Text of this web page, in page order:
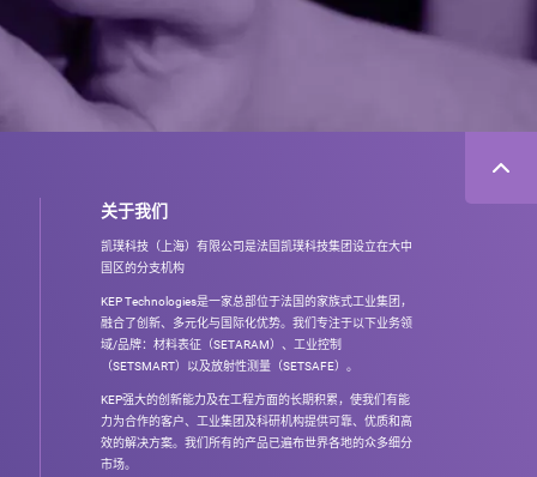
关于我们
凯璞科技（上海）有限公司是法国凯璞科技集团设立在大中
国区的分支机构
KEP Technologies是一家总部位于法国的家族式工业集团，
融合了创新、多元化与国际化优势。我们专注于以下业务领
域/品牌：材料表征（SETARAM）、工业控制
（SETSMART）以及放射性测量（SETSAFE）。
KEP强大的创新能力及在工程方面的长期积累，使我们有能
力为合作的客户、工业集团及科研机构提供可靠、优质和高
效的解决方案。我们所有的产品已遍布世界各地的众多细分
市场。